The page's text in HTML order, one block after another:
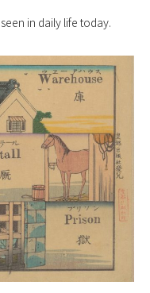
in daily life today.